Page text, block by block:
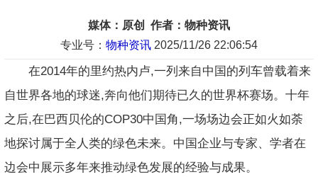
媒体：原创 作者：物种资讯
专业号： 物种资讯 2025/11/26 22:06:54
在2014年的里约热内卢,一列来自中国的列车曾载着来
自世界各地的球迷,奔向他们期待已久的世界杯赛场。十年
之后,在巴西贝伦的COP30中国角,一场场边会正如火如荼
地探讨属于全人类的绿色未来。中国企业与专家、学者在
边会中展示多年来推动绿色发展的经验与成果。